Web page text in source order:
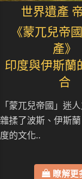
世界遺產
《蒙兀兒帝
產》
印度與伊斯蘭
合
「蒙兀兒帝國」迷
雜揉了波斯、伊斯
度的文化..
瞭解更